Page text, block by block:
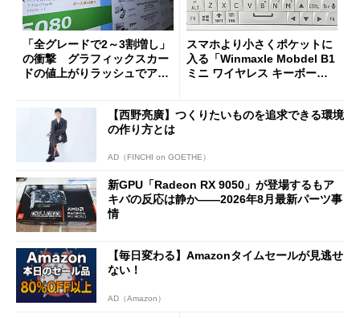
「全グレードで2～3割増し」
の衝撃 グラフィックスカー
ドの値上がりラッシュでアキ
スマホより小さくポケットに
入る「Winmaxle Mobdel B1
ミニ ワイヤレス キーボー
【西野亮廣】つくりたいものを追求できる環境
の作り方とは
AD（FINCHI on GOETHE）
新GPU「Radeon RX 9050」が登場するもア
キバの反応は静か――2026年8月最新パーツ事
情
【毎日変わる】Amazonタイムセールが見逃せ
ない！
AD（Amazon）